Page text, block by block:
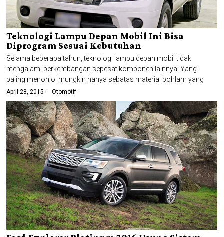
Teknologi Lampu Depan Mobil Ini Bisa
Diprogram Sesuai Kebutuhan
Selama beberapa tahun, teknologi lampu depan mobil tidak
mengalami perkembangan sepesat komponen lainnya. Yang
paling menonjol mungkin hanya sebatas material bohlam yang
April 28, 2015 Otomotif